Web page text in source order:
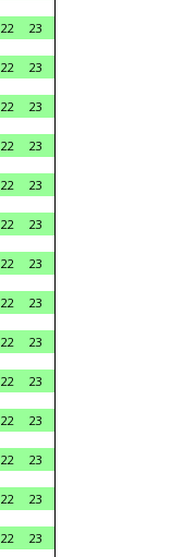
22
23
22
23
22
23
22
23
22
23
22
23
22
23
22
23
22
23
22
23
22
23
22
23
22
23
22
23